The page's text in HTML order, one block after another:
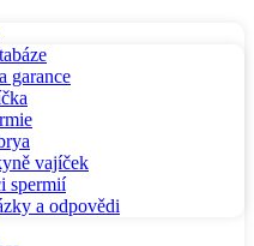
garance
vajíček
spermií
a odpovědi